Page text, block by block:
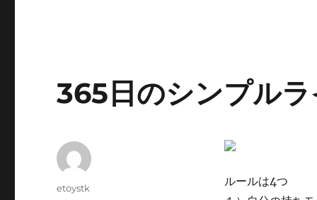
365日のシンプルラ
ルールは4つ
投
etoystk